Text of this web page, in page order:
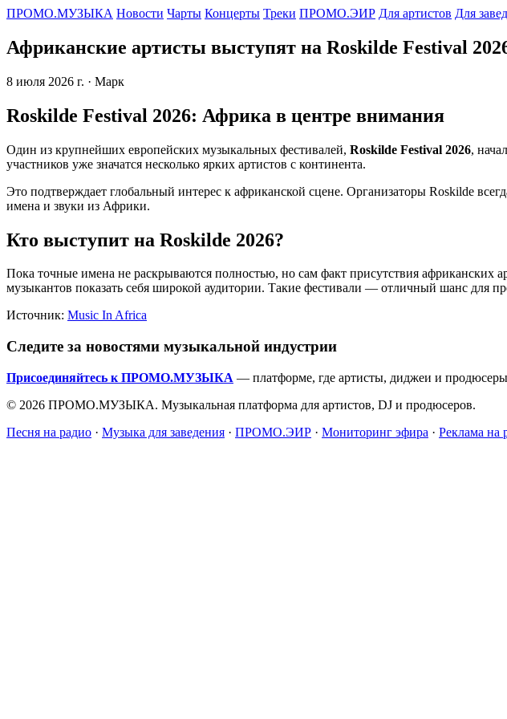
ПРОМО.МУЗЫКА Новости Чарты Концерты Треки ПРОМО.ЭИР Для артистов Для
Африканские артисты выступят на Roskilde Festival
8 июля 2026 г. · Марк
Roskilde Festival 2026: Африка в центре внимания
Один из крупнейших европейских музыкальных фестивалей, Roskilde Festival 2026,
участников уже значатся несколько ярких артистов с континента.
Это подтверждает глобальный интерес к африканской сцене. Организаторы Roskilde
имена и звуки из Африки.
Кто выступит на Roskilde 2026?
Пока точные имена не раскрываются полностью, но сам факт присутствия африканских
музыкантов показать себя широкой аудитории. Такие фестивали — отличный шанс для
Источник: Music In Africa
Следите за новостями музыкальной индустрии
Присоединяйтесь к ПРОМО.МУЗЫКА — платформе, где артисты, диджеи и продюсеры
© 2026 ПРОМО.МУЗЫКА. Музыкальная платформа для артистов, DJ и продюсеров.
Песня на радио · Музыка для заведения · ПРОМО.ЭИР · Мониторинг эфира · Реклама на